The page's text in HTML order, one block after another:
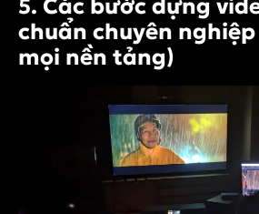
5. Các bước dựng
chuẩn chuyên
mọi nền tảng)